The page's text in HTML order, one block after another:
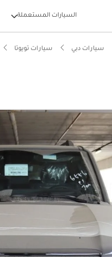
السيارات المستعملة
سيارات دبي سيارات تويوتا